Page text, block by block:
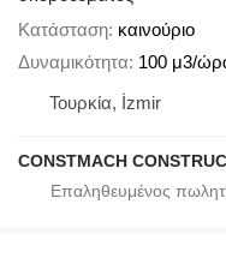
Κατάσταση καινούριο
Δυναμικότητα 100 μ3/
Τουρκία, İzmir
CONSTMACH